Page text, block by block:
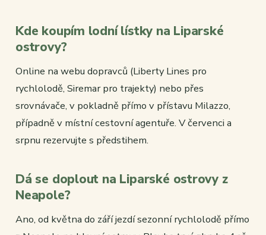
Kde koupím lodní lístky na Liparské
ostrovy?
Online na webu dopravců (Liberty Lines pro
rychlolodě, Siremar pro trajekty) nebo přes
srovnávače, v pokladně přímo v přístavu Milazzo,
případně v místní cestovní agentuře. V červenci a
srpnu rezervujte s předstihem.
Dá se doplout na Liparské ostrovy z
Neapole?
Ano, od května do září jezdí sezonní rychlolodě přímo